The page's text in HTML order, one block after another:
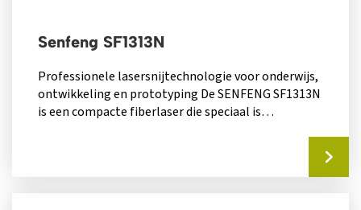
Senfeng SF1313N
Professionele lasersnijtechnologie voor onderwijs,
ontwikkeling en prototyping De SENFENG SF1313N
is een compacte fiberlaser die speciaal is